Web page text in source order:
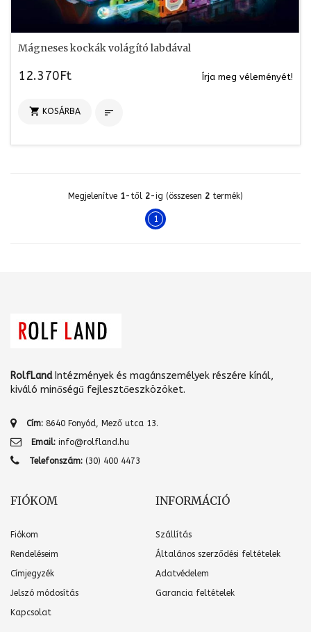
Mágneses kockák volágító labdával
12.370Ft Írja meg véleményét!
 KOSÁRBA 
Megjelenítve 1-től 2-ig (összesen 2 termék)
1
RolfLandIntézmények és magánszemélyek részére kínál,
kiváló minőségű fejlesztőeszközöket.
Cím: 8640 Fonyód, Mező utca 13.
Email: info@rolfland.hu
Telefonszám: (30) 400 4473
FIÓKOM
Fiókom
Rendeléseim
Címjegyzék
Jelszó módosítás
Kapcsolat
INFORMÁCIÓ
Szállítás
Általános szerződési feltételek
Adatvédelem
Garancia feltételek